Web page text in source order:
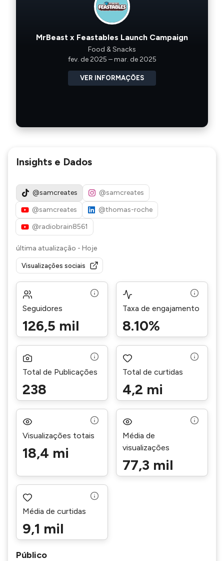
MrBeast x Feastables Launch Campaign
Food & Snacks
fev. de 2025 – mar. de 2025
VER INFORMAÇÕES
Insights e Dados
@samcreates
@samcreates
@samcreates
@thomas-roche
@radiobrain8561
última atualização - Hoje
Visualizações sociais
Seguidores
126,5 mil
Taxa de engajamento
8.10%
Total de Publicações
238
Total de curtidas
4,2 mi
Visualizações totais
18,4 mi
Média de
visualizações
77,3 mil
Média de curtidas
9,1 mil
Público